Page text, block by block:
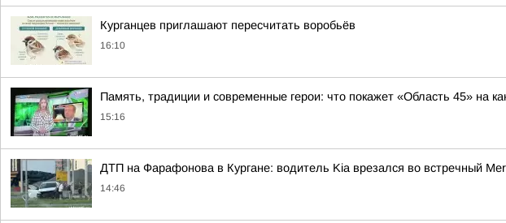
Курганцев приглашают пересчитать воробьёв
16:10
Память, традиции и современные герои: что покажет «Область 45» на
15:16
ДТП на Фарафонова в Кургане: водитель Kia врезался во встречный
14:46